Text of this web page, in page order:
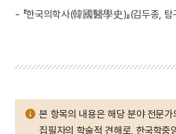
- 『한국의학사(韓國醫學史)』(김두종,
본 항목의 내용은 해당 분야 전문
집필자의 학술적 견해로, 한국학중